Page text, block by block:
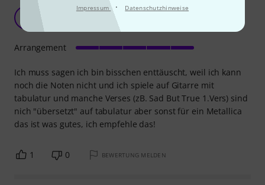
Impressum · Datenschutzhinweise
VerteX 31.07.2019
Ich muss sagen ich bin bisschen enttäuscht, weil ich kann
noch die Noten nicht und ich spiele auf Gitarre mit
tabulatur und manche Verses (zB. Sad But True 1.Vers) sind
nich "übersetzt" auf tabulatur aber sonst für ein Metallica
das ist was gutes, ich empfehle das!
Arrangement
1 0 BEWERTUNG MELDEN